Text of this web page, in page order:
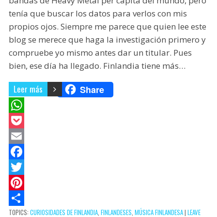
tenía que buscar los datos para verlos con mis
propios ojos. Siempre me parece que quien lee este
blog se merece que haga la investigación primero y
compruebe yo mismo antes dar un titular. Pues
bien, ese día ha llegado. Finlandia tiene más…
Leer más Share
W
h
a
t
s
A
p
P
o
c
k
e
t
E
m
a
l
F
a
c
e
T
w
i
P
iC
TOPICS: CURIOSIDADES DE FINLANDIA, FINLANDESES MÚSICA FINLANDESA| LEAVE